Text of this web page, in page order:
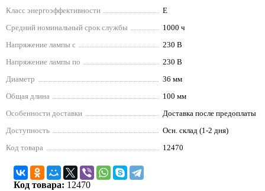
Класс энергоэффективности
E
Средний номинальный срок службы
1000 ч
Напряжение лампы с
230 В
Напряжение лампы по
230 В
Диаметр
36 мм
Общая длина
100 мм
Особенности доставки
Доставка после предоплаты
Доступность
Осн. склад (1-2 дня)
Код товара
12470
Код товара: 12470